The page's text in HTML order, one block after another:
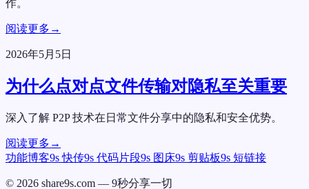
作。
阅读更多 →
2026年5月5日
为什么点对点文件传输对隐私至关重要
深入了解 P2P 技术在日常文件分享中的隐私和安全优势。
阅读更多 →
功能博客9s 快传9s 代码片段9s 图床9s 剪贴板9s 短链接
© 2026 share9s.com — 9秒分享一切